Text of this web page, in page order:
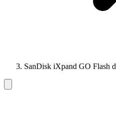
SanDisk iXpand GO Flash